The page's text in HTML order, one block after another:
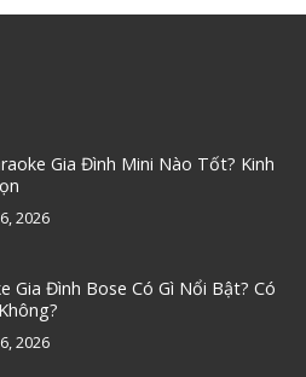
Gia Đình Mini Nào Tốt? Kinh
2026
Gia Đình Bose Có Gì Nổi Bật? Có
2026